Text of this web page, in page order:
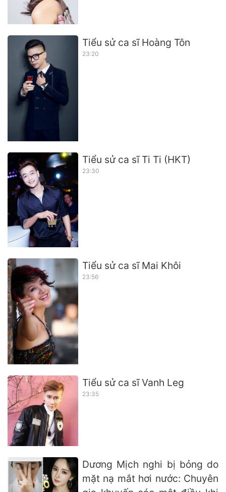
Tiểu sử ca sĩ Hoàng Tôn
23:20
Tiểu sử ca sĩ Ti Ti (HKT)
23:30
Tiểu sử ca sĩ Mai Khôi
23:56
Tiểu sử ca sĩ Vanh Leg
23:35
Dương Mịch nghi bị bỏng do
mặt nạ mắt hơi nước: Chuyên